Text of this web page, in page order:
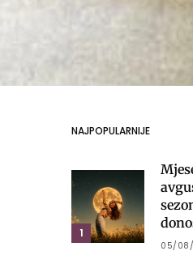
NAJPOPULARNIJE
1
05/